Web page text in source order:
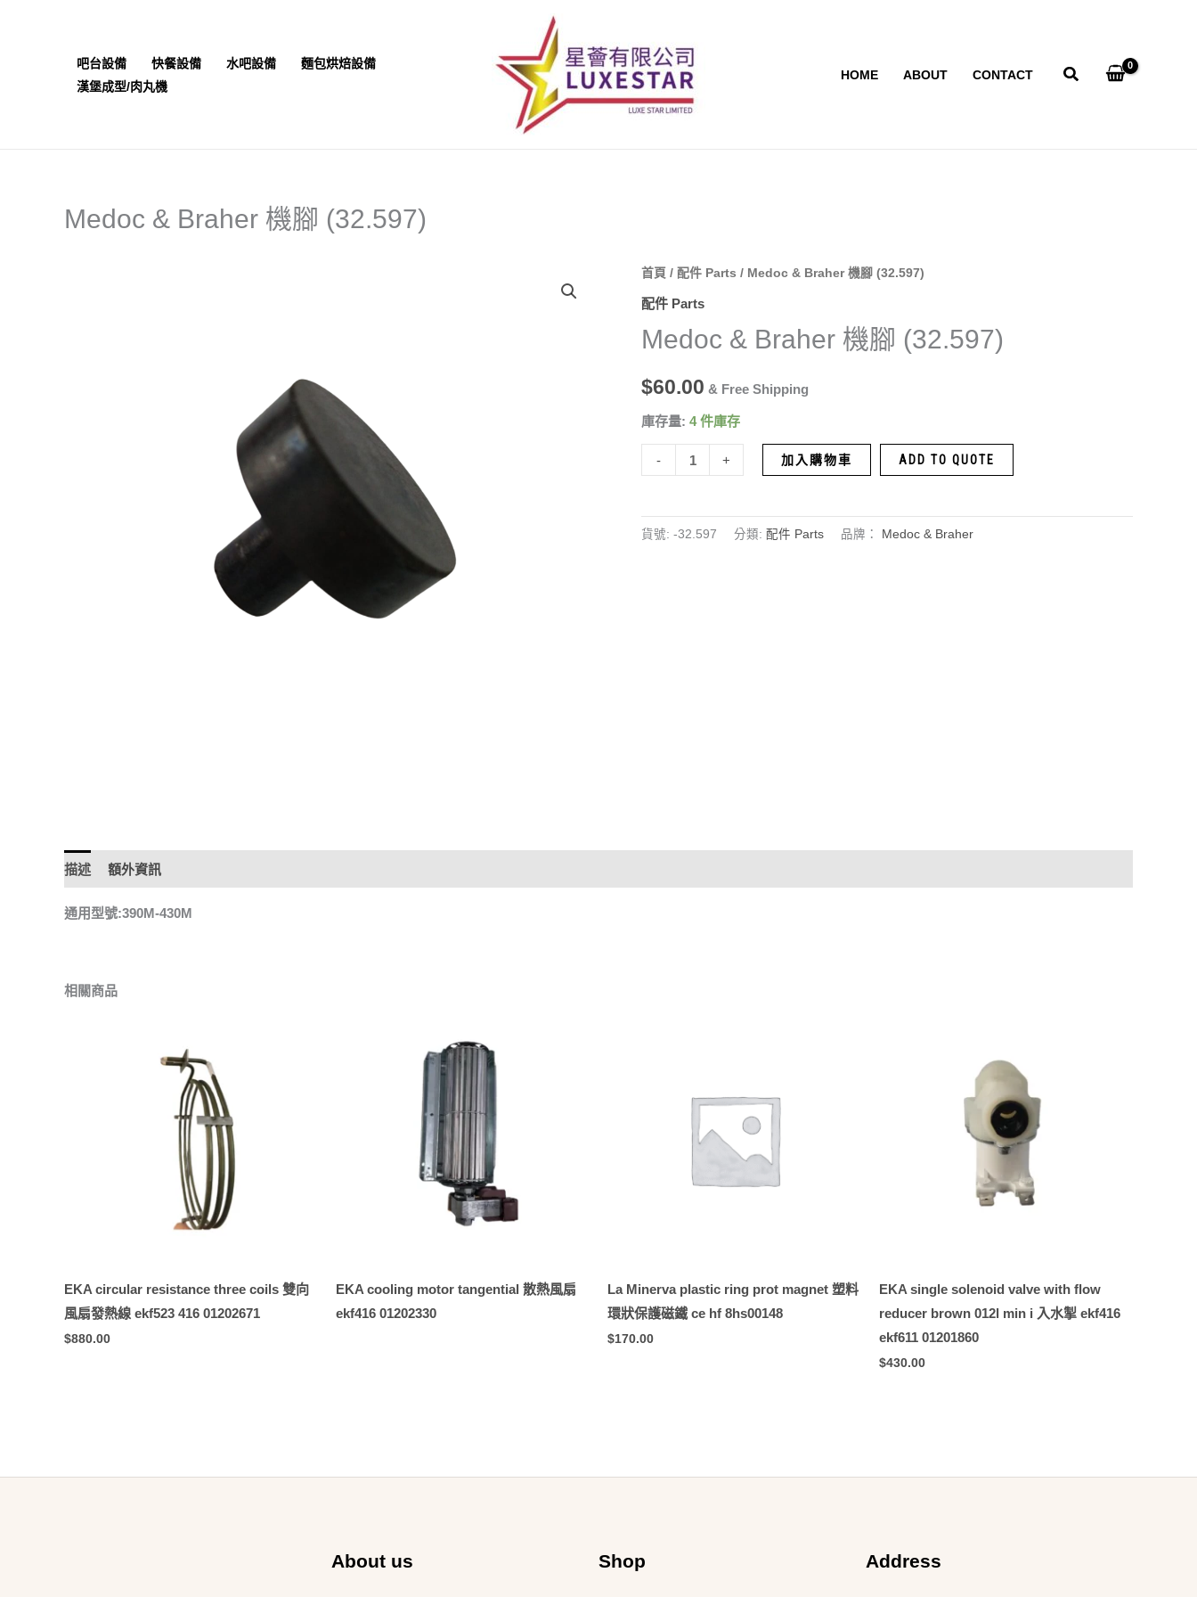
吧台設備 快餐設備 水吧設備
麵包烘焙設備
漢堡成型/肉丸機
HOME ABOUT CONTACT
Medoc & Braher 機腳 (32.597)
首頁 / 配件 Parts / Medoc & Braher 機腳 (32.597)
配件 Parts
Medoc & Braher 機腳 (32.597)
$60.00 & Free Shipping
庫存量: 4 件庫存
-
Medoc
&
機
(32.597)
數
量
+
加入購物車 ADD TO QUOTE
貨號: -32.597 分類: 配件 Parts 品牌： Medoc & Braher
描述 額外資訊
通用型號:390M-430M
相關商品
EKA circular resistance three coils 雙向
風扇發熱線 ekf523 416 01202671
$880.00
EKA cooling motor tangential 散熱風扇
ekf416 01202330
La Minerva plastic ring prot magnet 塑料
環狀保護磁鐵 ce hf 8hs00148
$170.00
EKA single solenoid valve with flow
reducer brown 012l min i 入水掣 ekf416
ekf611 01201860
$430.00
About us Shop Address